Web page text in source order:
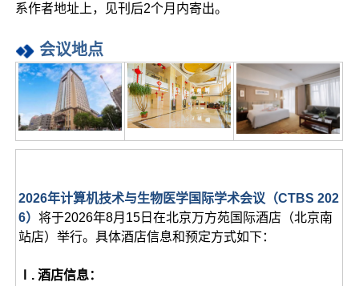
系作者地址上，见刊后2个月内寄出。
会议地点
2026年计算机技术与生物医学国际学术会议（CTBS 202
6）将于2026年8月15日在北京万方苑国际酒店（北京南
站店）举行。具体酒店信息和预定方式如下：
Ⅰ. 酒店信息：